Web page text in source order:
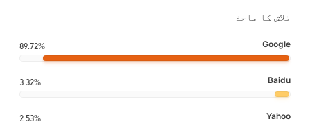
تلاش کا ماخذ
Google
89.72%
Baidu
3.32%
Yahoo
2.53%